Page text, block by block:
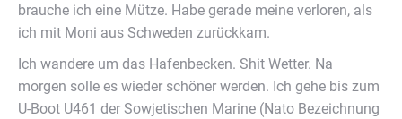
brauche ich eine Mütze. Habe gerade meine verloren, als
ich mit Moni aus Schweden zurückkam.
Ich wandere um das Hafenbecken. Shit Wetter. Na
morgen solle es wieder schöner werden. Ich gehe bis zum
U-Boot U461 der Sowjetischen Marine (Nato Bezeichnung